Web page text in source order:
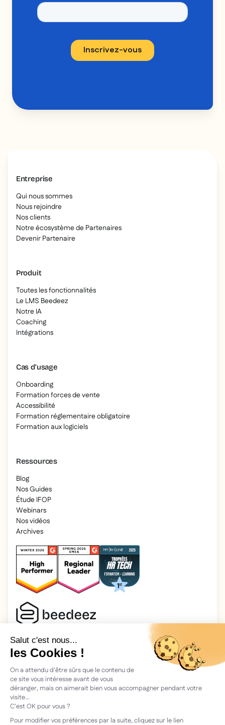
Entreprise
Qui nous sommes
Nous rejoindre
Nos clients
Notre écosystème de Partenaires
Devenir Partenaire
Produit
Toutes les fonctionnalités
Le LMS Beedeez
Notre IA
Coaching
Intégrations
Cas d’usage
Onboarding
Formation forces de vente
Accessibilité
Formation réglementaire obligatoire
Formation aux logiciels
Ressources
Blog
Nos Guides
Étude IFOP
Webinars
Nos vidéos
Archives
2026 Beedeez. Tous droits réservés.
Mentions légales
Beedeez, c’est une start-up fondée en 2015 par quatre férus
d’apprentissage : Morgan, Rémi, Quentin, Julien, avec une
vision simple : faciliter l'apprentissage et la transmission des
connaissances.